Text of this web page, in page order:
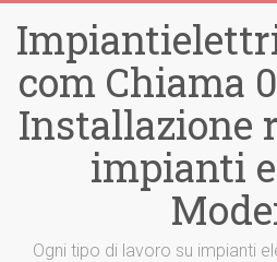
contenuto
com Chiama
Installazione
impianti
Ogni tipo di lavoro su impianti